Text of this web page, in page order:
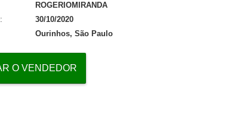
ROGERIOMIRANDA
30/10/2020
Ourinhos, São Paulo
O VENDEDOR